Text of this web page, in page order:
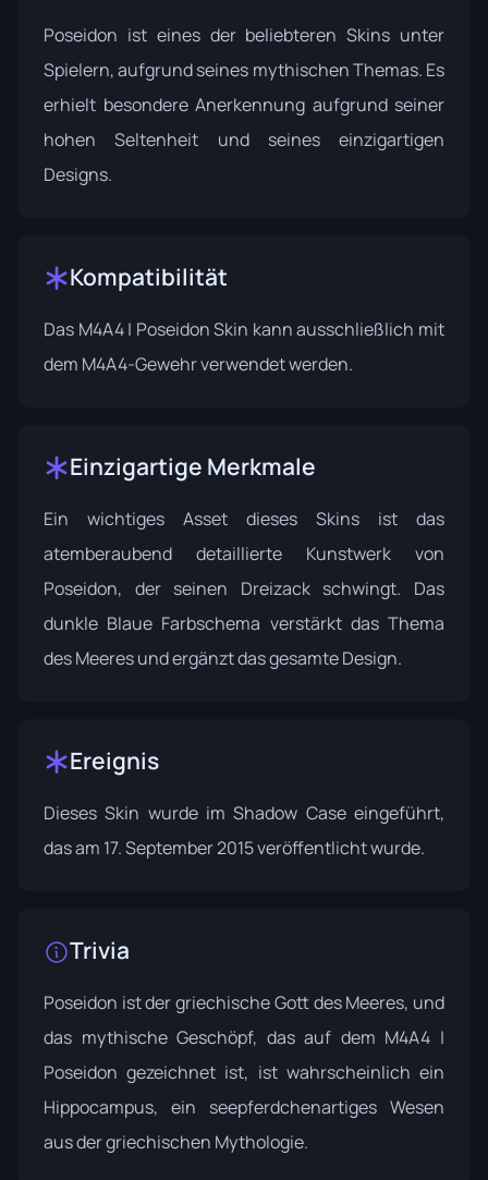
Poseidon ist eines der beliebteren Skins unter
Spielern, aufgrund seines mythischen Themas. Es
erhielt besondere Anerkennung aufgrund seiner
hohen Seltenheit und seines einzigartigen
Designs.
Kompatibilität
Das M4A4 | Poseidon Skin kann ausschließlich mit
dem M4A4-Gewehr verwendet werden.
Einzigartige Merkmale
Ein wichtiges Asset dieses Skins ist das
atemberaubend detaillierte Kunstwerk von
Poseidon, der seinen Dreizack schwingt. Das
dunkle Blaue Farbschema verstärkt das Thema
des Meeres und ergänzt das gesamte Design.
Ereignis
Dieses Skin wurde imShadow Caseeingeführt,
das am 17. September 2015 veröffentlicht wurde.
Trivia
Poseidon ist der griechische Gott des Meeres, und
das mythische Geschöpf, das auf dem M4A4 |
Poseidon gezeichnet ist, ist wahrscheinlich ein
Hippocampus, ein seepferdchenartiges Wesen
aus der griechischen Mythologie.